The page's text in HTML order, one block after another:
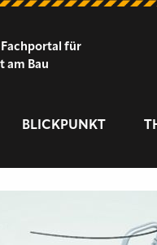
Fachportal für
am Bau
BLICKPUNKT